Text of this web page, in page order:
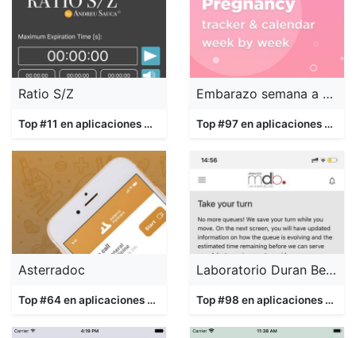
Ratio S/Z
Top #11 en aplicaciones
Medicina
Embarazo semana a semana +
Top #97 en aplicaciones
Asterradoc
Top #64 en aplicaciones
Medicina
Laboratorio Duran Bellido
Top #98 en aplicaciones